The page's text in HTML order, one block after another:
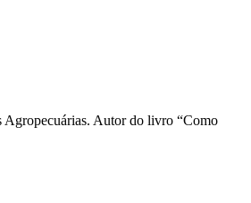
Agropecuárias. Autor do livro “Como